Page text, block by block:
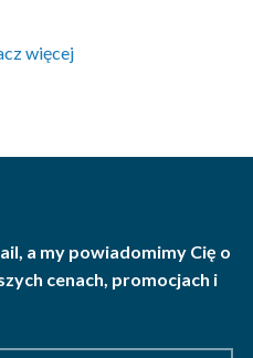
zł
więcej
a my powiadomimy Cię o
cenach, promocjach i